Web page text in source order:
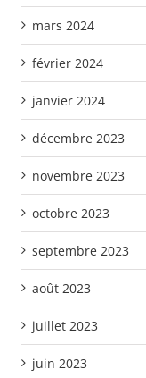
mars 2024
février 2024
janvier 2024
décembre 2023
novembre 2023
octobre 2023
septembre 2023
août 2023
juillet 2023
juin 2023